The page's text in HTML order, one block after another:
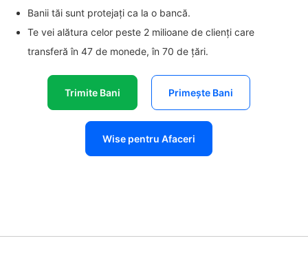
Banii tăi sunt protejați ca la o bancă.
Te vei alătura celor peste 2 milioane de clienți care
transferă în 47 de monede, în 70 de țări.
Trimite Bani Primește Bani
Wise pentru Afaceri